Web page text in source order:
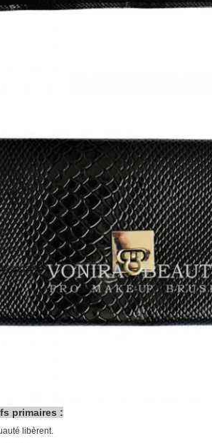
primaires :
libèrent.